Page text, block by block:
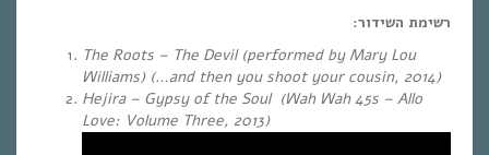
רשימת השידור:
The Roots – The Devil (performed by Mary Lou
Williams) (…and then you shoot your cousin, 2014)
Hejira – Gypsy of the Soul (Wah Wah 45s – Allo
Love: Volume Three, 2013)